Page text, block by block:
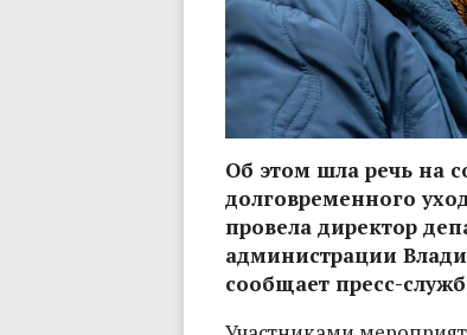
Об этом шла речь на
долговременного
провела директор
администрации
сообщает пресс-